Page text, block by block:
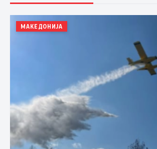
МАКЕДОНИЈА